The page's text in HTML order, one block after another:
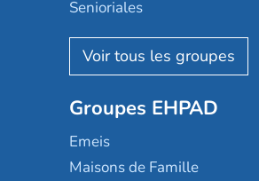
Senioriales
Nohée
Les Résidentiels
Mobicap
Domusvi
Happy Senior
Groupes EHPAD
Emeis
Maisons de Famille